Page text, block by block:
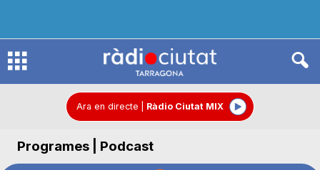
R
d
Ara en directe Ràdio Ciutat MIX
Programes | Podcast